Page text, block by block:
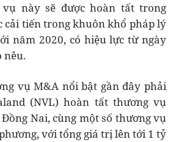
vụ này sẽ được hoàn tất trong
cải tiến trong khuôn khổ pháp lý
năm 2020, có hiệu lực từ ngày
nêu.
vụ M&A nổi bật gần đây phải
(NVL) hoàn tất thương vụ
Nai, cùng một số thương vụ
với tổng giá trị lên tới 1 tỷ